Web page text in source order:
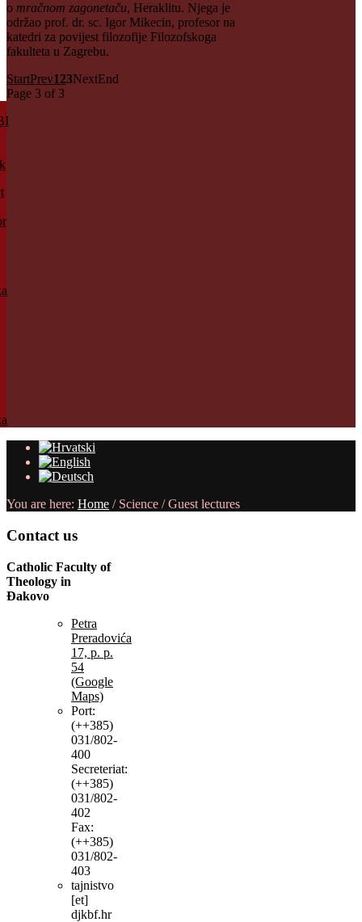
o mračnom zagonetaču, Heraklitu. Njega je
održao prof. dr. sc. Igor Mikecin, profesor na
katedri za povijest filozofije Filozofskoga
fakulteta u Zagrebu.
StartPrev123NextEnd
Page 3 of 3
You are here: Home / Science /Guest lectures
Contact us
Catholic Faculty of
Theology in
Đakovo
Petra
Preradovića
17, p. p.
54
(Google
Maps)
Port:
(++385)
031/802-
400
Secreteriat:
(++385)
031/802-
402
Fax:
(++385)
031/802-
403
tajnistvo
[et]
djkbf.hr